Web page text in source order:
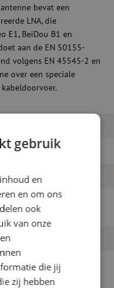
bevat een
LNA, die
E1, BeiDou B1 en
aan de EN 50155-
volgens EN 45545-2 en
over een speciale
GNSS/LNA,
gebruik
en
en om ons
ook
van onze
die jij
zij hebben